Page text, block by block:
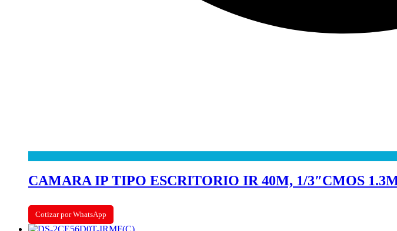
CAMARA IP TIPO ESCRITORIO IR 40M, 1/3″CMOS
Cotizar por WhatsApp